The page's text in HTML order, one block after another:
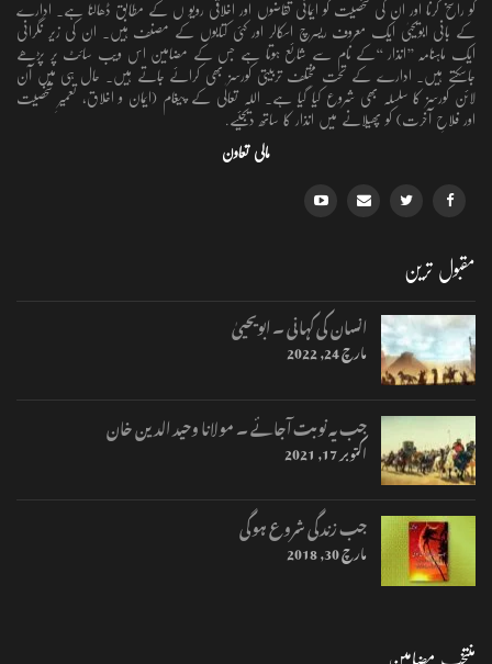
کو راسخ کرنا اور ان کی شخصیت کو ایمانی تقاضوں اور اخلاقی رویو ں کے مطابق ڈھالنا ہے۔ ادارے
کے بانی ابویحییٰ ایک معروف ریسرچ اسکالر اور کئی کتابوں کے مصنف ہیں۔ ان کی زیر نگرانی
ایک ماہنامہ ’’انذار ‘‘کے نام سے شائع ہوتا ہے جس کے مضامین اس ویب سائٹ پر پڑھے
جاسکتے ہیں۔ ادارے کے تحت مختلف تربیتی کورسز بھی کرائے جاتے ہیں۔ حال ہی میں آن
لائن کورسز کا سلسلہ بھی شروع کیا گیا ہے۔ اللہ تعالٰی کے پیغام (ایمان و اخلاق، تعمیرِ شخصیت
اور فلاحِ آخرت) کو پھیلانے میں انذار کا ساتھ دیجئیے.
مالی تعاون
مقبول ترین
انسان کی کہانی ۔ ابویحییٰ
مارچ 24, 2022
جب یہ نوبت آجائے ۔ مولانا وحید الدین خان
اکتوبر 17, 2021
جب زندگی شروع ہوگی
مارچ 30, 2018
منتخب مضامین